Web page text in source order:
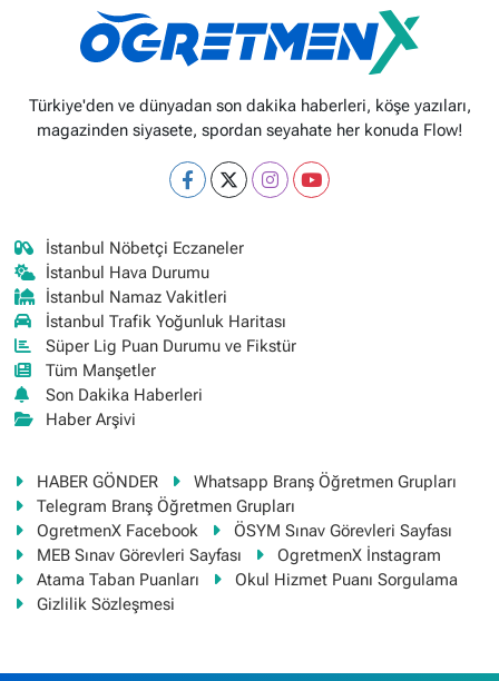
Türkiye'den ve dünyadan son dakika haberleri, köşe yazıları,
magazinden siyasete, spordan seyahate her konuda Flow!
İstanbul Nöbetçi Eczaneler
İstanbul Hava Durumu
İstanbul Namaz Vakitleri
İstanbul Trafik Yoğunluk Haritası
Süper Lig Puan Durumu ve Fikstür
Tüm Manşetler
Son Dakika Haberleri
Haber Arşivi
HABER GÖNDER
Whatsapp Branş Öğretmen Grupları
Telegram Branş Öğretmen Grupları
OgretmenX Facebook
ÖSYM Sınav Görevleri Sayfası
MEB Sınav Görevleri Sayfası
OgretmenX İnstagram
Atama Taban Puanları
Okul Hizmet Puanı Sorgulama
Gizlilik Sözleşmesi